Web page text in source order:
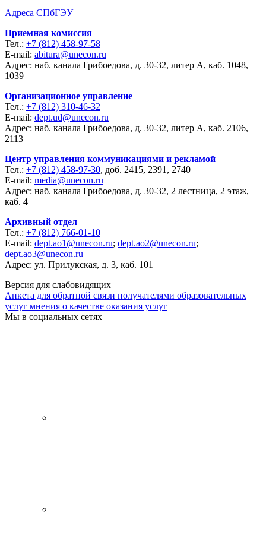
Адреса СПбГЭУ
Приемная комиссия
Тел.: +7 (812) 458-97-58
E-mail: abitura@unecon.ru
Адрес: наб. канала Грибоедова, д. 30-32, литер А, каб. 1048,
1039
Организационное управление
Тел.: +7 (812) 310-46-32
E-mail: dept.ud@unecon.ru
Адрес: наб. канала Грибоедова, д. 30-32, литер А, каб. 2106,
2113
Центр управления коммуникациями и рекламой
Тел.: +7 (812) 458-97-30, доб. 2415, 2391, 2740
E-mail: media@unecon.ru
Адрес: наб. канала Грибоедова, д. 30-32, 2 лестница, 2 этаж,
каб. 4
Архивный отдел
Тел.: +7 (812) 766-01-10
E-mail: dept.ao1@unecon.ru; dept.ao2@unecon.ru;
dept.ao3@unecon.ru
Адрес: ул. Прилукская, д. 3, каб. 101
Версия для слабовидящих
Анкета для обратной связи получателями образовательных
услуг мнения о качестве оказания услуг
Мы в социальных сетях